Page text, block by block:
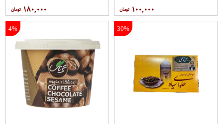
۱۰۰,۰۰۰ ۱۸۰,۰۰۰
30%
4%